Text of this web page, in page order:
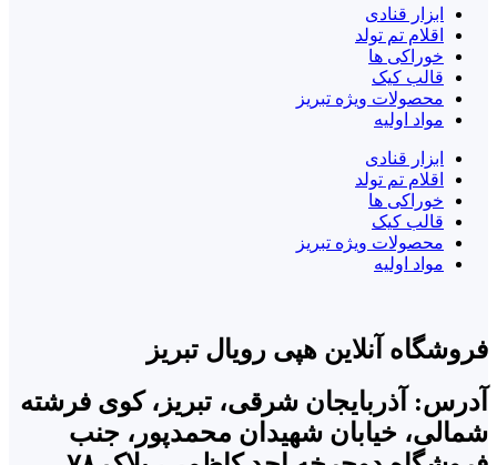
ابزار قنادی
اقلام تم تولد
خوراکی ها
قالب کیک
محصولات ویژه تبریز
مواد اولیه
ابزار قنادی
اقلام تم تولد
خوراکی ها
قالب کیک
محصولات ویژه تبریز
مواد اولیه
فروشگاه آنلاین هپی رویال تبریز
آدرس: آذربایجان شرقی، تبریز، کوی فرشته
شمالی، خیابان شهیدان محمدپور، جنب